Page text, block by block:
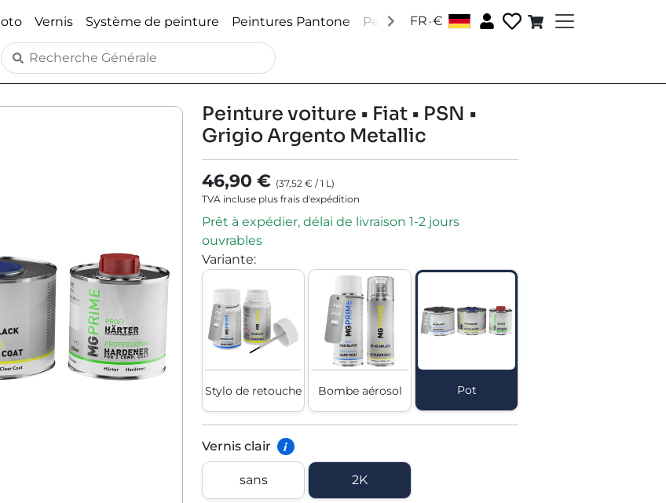
Vernis Système de peinture Peintures Pantone Peintures RAL Peintures spéciales
FR .€
Peinture voiture • Fiat • PSN •
Grigio Argento Metallic
46,90 € (37,52 € /1 L)
TVA incluse plus frais d'expédition
Prêt à expédier, délai de livraison 1-2 jours
ouvrables
Variante:
Stylo de retouche Bombe aérosol Pot
Vernis clair i
sans 2K